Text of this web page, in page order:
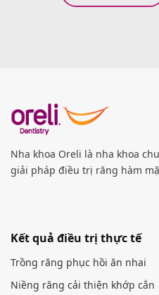
Nha khoa Oreli là nha khoa
giải pháp điều trị răng hàm
Kết quả điều trị thực tế
Trồng răng phục hồi ăn nhai
Niềng răng cải thiện khớp cắn